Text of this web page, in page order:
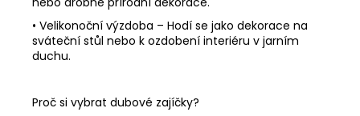
• Velikonoční výzdoba – Hodí se jako dekorace na
sváteční stůl nebo k ozdobení interiéru v jarním
duchu.
Proč si vybrat dubové zajíčky?